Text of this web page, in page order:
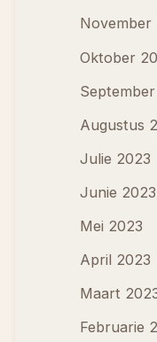
November
Oktober
Augustus
Julie 2023
Junie 2023
Mei 2023
April 2023
Maart
Februarie